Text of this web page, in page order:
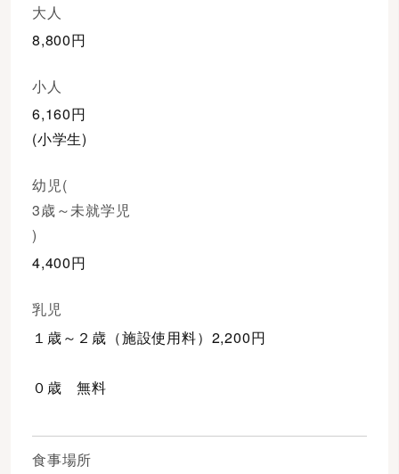
大人
8,800円
小人
6,160円
(小学生)
幼児(
3歳～未就学児
)
4,400円
乳児
１歳～２歳（施設使用料）2,200円
０歳 無料
食事場所